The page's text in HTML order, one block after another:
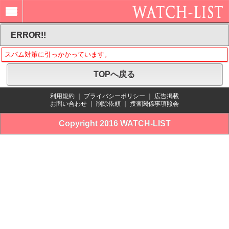
ERROR!!
スパム対策に引っかかっています。
TOPへ戻る
利用規約 プライバシーポリシー
広告掲載
お問い合わせ
削除依頼 捜査関係事項照会
Copyright 2016 WATCH-LIST